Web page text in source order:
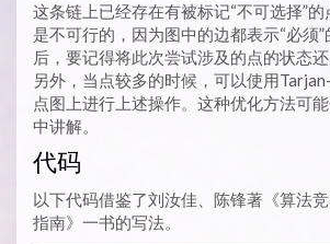
这条链上已经存在有被标记“不可选择”
是不可行的，因为图中的边都表示“必须
后，要记得将此次尝试涉及的点的状态还
另外，当点较多的时候，可以使用
点图上进行上述操作。这种优化方法可
中讲解。
代码
以下代码借鉴了刘汝佳、陈锋著《算法
指南》一书的写法。